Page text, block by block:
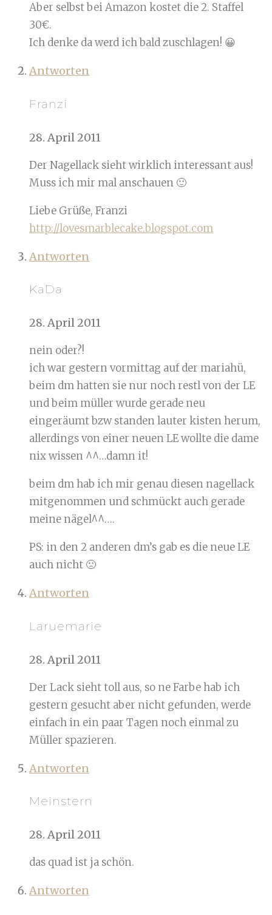
Aber selbst bei Amazon kostet die 2. Staffel
30€.
Ich denke da werd ich bald zuschlagen! 😀
Antworten
Franzi
28. April 2011
Der Nagellack sieht wirklich interessant aus!
Muss ich mir mal anschauen 🙂
Liebe Grüße, Franzi
http://lovesmarblecake.blogspot.com
Antworten
KaDa
28. April 2011
nein oder?!
ich war gestern vormittag auf der mariahü,
beim dm hatten sie nur noch restl von der LE
und beim müller wurde gerade neu
eingeräumt bzw standen lauter kisten herum,
allerdings von einer neuen LE wollte die dame
nix wissen ^^…damn it!
beim dm hab ich mir genau diesen nagellack
mitgenommen und schmückt auch gerade
meine nägel^^….
PS: in den 2 anderen dm’s gab es die neue LE
auch nicht 🙁
Antworten
Laruemarie
28. April 2011
Der Lack sieht toll aus, so ne Farbe hab ich
gestern gesucht aber nicht gefunden, werde
einfach in ein paar Tagen noch einmal zu
Müller spazieren.
Antworten
Meinstern
28. April 2011
das quad ist ja schön.
Antworten